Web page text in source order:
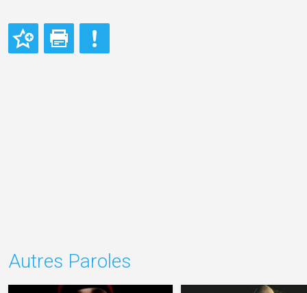
Autres Paroles